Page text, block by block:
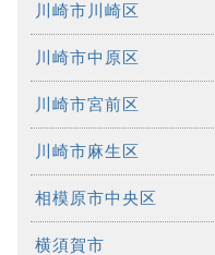
川崎市川崎区
川崎市中原区
川崎市宮前区
川崎市麻生区
相模原市中央区
横須賀市